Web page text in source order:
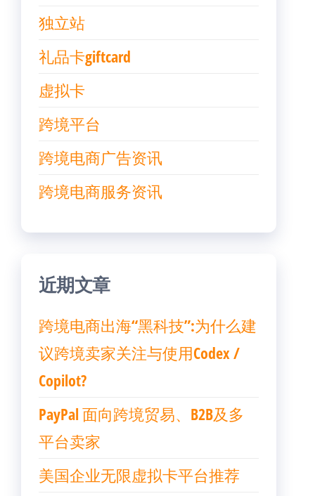
独立站
礼品卡giftcard
虚拟卡
跨境平台
跨境电商广告资讯
跨境电商服务资讯
近期文章
跨境电商出海“黑科技”:为什么建
议跨境卖家关注与使用Codex /
Copilot?
PayPal 面向跨境贸易、B2B及多
平台卖家
美国企业无限虚拟卡平台推荐